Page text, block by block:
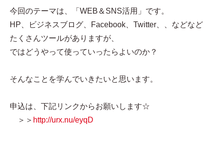
今回のテーマは、「WEB＆SNS活用」です。
HP、ビジネスブログ、Facebook、Twitter、、などなど
たくさんツールがありますが、
ではどうやって使っていったらよいのか？
そんなことを学んでいきたいと思います。
申込は、下記リンクからお願いします☆
＞＞ http://urx.nu/eyqD